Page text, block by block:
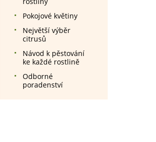
Pokojové květiny
Největší výběr
citrusů
Návod k pěstování
ke každé rostlině
Odborné
poradenství